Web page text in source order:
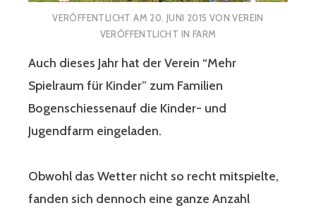
VERÖFFENTLICHT AM 20. JUNI 2015 VONVEREIN
VERÖFFENTLICHT IN FARM
Auch dieses Jahr hat der Verein “Mehr
Spielraum für Kinder” zum Familien
Bogenschiessenauf die Kinder- und
Jugendfarm eingeladen.
Obwohl das Wetter nicht so recht mitspielte,
fanden sich dennoch eine ganze Anzahl